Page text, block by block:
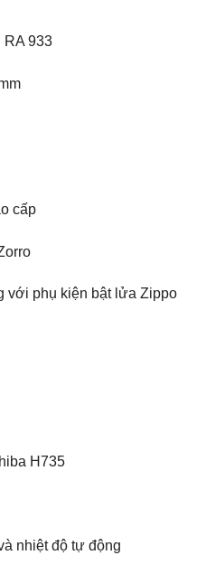
RA 933
cấp
với phụ kiện bật lửa Zippo
H735
nhiệt độ tự động